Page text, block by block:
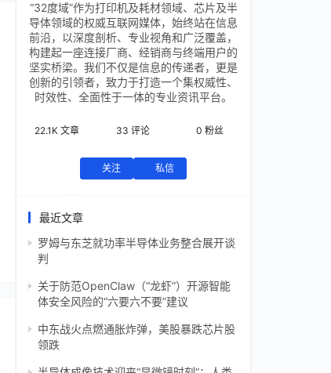
“32度域”作为打印机及耗材领域、芯片及半
导体领域的权威互联网媒体，始终站在信息
前沿，以深度剖析、专业视角和广泛覆盖，
构建起一座连接厂商、经销商与终端用户的
坚实桥梁。我们不仅是信息的传递者，更是
创新的引领者，致力于打造一个集权威性、
时效性、全面性于一体的专业资讯平台。
22.1K 文章 33 评论 0 粉丝
关注 私信
最近文章
罗姆与东芝就功率半导体业务整合展开谈
判
关于防范OpenClaw（“龙虾”）开源智能
体安全风险的“六要六不要”建议
中东战火点燃通胀炸弹，美股暴跌芯片股
领跌